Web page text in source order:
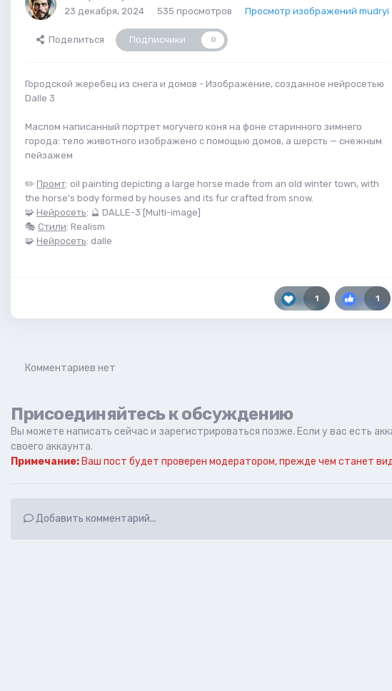
23 декабря, 2024 535 просмотров Просмотр изображений mudryi
Поделиться Подписчики 0
Городской жеребец из снега и домов - Изображение, созданное нейросетью
Dalle 3
Маслом написанный портрет могучего коня на фоне старинного зимнего
города: тело животного изображено с помощью домов, а шерсть — снежным
пейзажем
✏️ Промт: oil painting depicting a large horse made from an old winter town, with
the horse's body formed by houses and its fur crafted from snow.
🧩 Нейросеть: 🔮 DALLE-3 [Multi-image]
🎭 Стили: Realism
🧩 Нейросеть: dalle
1 1
Комментариев нет
Присоединяйтесь к обсуждению
Вы можете написать сейчас и зарегистрироваться позже. Если у вас есть
своего аккаунта.
Примечание: Ваш пост будет проверен модератором, прежде чем станет
Добавить комментарий...